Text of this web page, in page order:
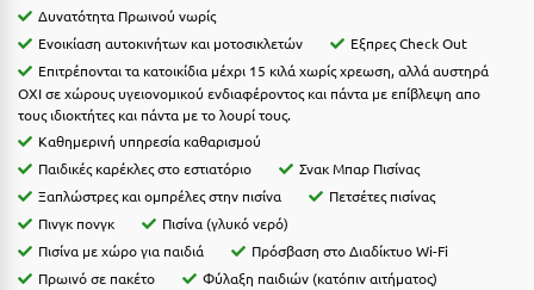
Θάσος
Θεσσαλονίκη
Ι
Ιεράπετρα
Ιθάκη
Ικαρία
Δυνατότητα Πρωινού νωρίς
Ενοικίαση αυτοκινήτων και μοτοσικλετών
Εξπρες Check Out
Επιτρέπονται τα κατοικίδια μέχρι 15 κιλά χωρίς χρεωση, αλλά αυστηρά
ΟΧΙ σε χώρους υγειονομικού ενδιαφέροντος και πάντα με επίβλεψη απο
τους ιδιοκτήτες και πάντα με το λουρί τους.
Καθημερινή υπηρεσία καθαρισμού
Παιδικές καρέκλες στο εστιατόριο
Σνακ Μπαρ Πισίνας
Ξαπλώστρες και ομπρέλες στην πισίνα
Πετσέτες πισίνας
Πινγκ πονγκ
Πισίνα (γλυκό νερό)
Πισίνα με χώρο για παιδιά
Πρόσβαση στο Διαδίκτυο Wi-Fi
Πρωινό σε πακέτο
Φύλαξη παιδιών (κατόπιν αιτήματος)